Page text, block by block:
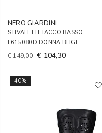
NERO GIARDINI
STIVALETTI TACCO BASSO
E615080D DONNA BEIGE
€ 149,00 € 104,30
40%